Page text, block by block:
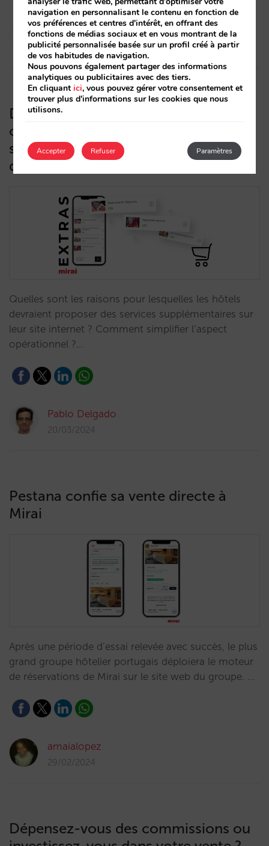
Isabel Rey
20/03/2024
Défis (stratégiques, marketing et
opérationnels) de la vente de services
supplémentaires dans votre canal
direct
Quelles sont les raisons pour lesquelles les hôtels
devraient proposer des services supplémentaires sur
leur site internet ? Comment simplifier l’aspect
opérationnel ?…
Pablo Delgado
20/03/2024
Pestana confie sa vente directe à
Mirai
Après une période d’essai relevée avec succès, le plus
grand groupe hôtelier portugais déploiera le moteur
de réservations de Mirai sur le site web du groupe. …
amaialopez
29/02/2024
Dépensez-vous des commissions ou
navigation en personnalisant le contenu en fonction de
vos préférences et centres d'intérêt, en offrant des
fonctions de médias sociaux et en vous montrant de la
publicité personnalisée basée sur un profil créé à partir
de vos habitudes de navigation.
Nous pouvons également partager des informations
analytiques ou publicitaires avec des tiers.
En cliquantici, vous pouvez gérer votre consentement et
trouver plus d'informations sur les cookies que nous
utilisons.
Accepter Paramètres
Refuser